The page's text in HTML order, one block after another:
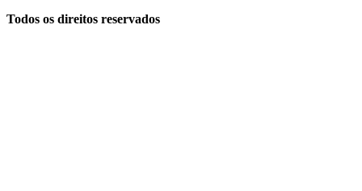
Todos os direitos reservados